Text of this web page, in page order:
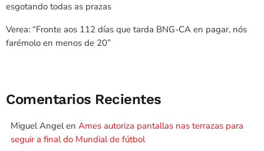
esgotando todas as prazas
Verea: “Fronte aos 112 días que tarda BNG-CA en pagar, nós
farémolo en menos de 20”
Comentarios Recientes
Miguel Angelen Ames autoriza pantallas nas terrazas para
seguir a final do Mundial de fútbol